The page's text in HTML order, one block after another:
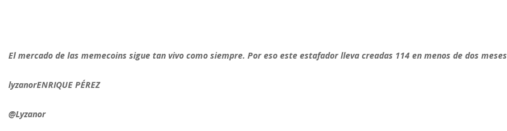
El mercado de las memecoins sigue tan vivo como siempre. Por eso este estafador lleva creadas 114 en menos de dos meses
lyzanorENRIQUE PÉREZ
@Lyzanor